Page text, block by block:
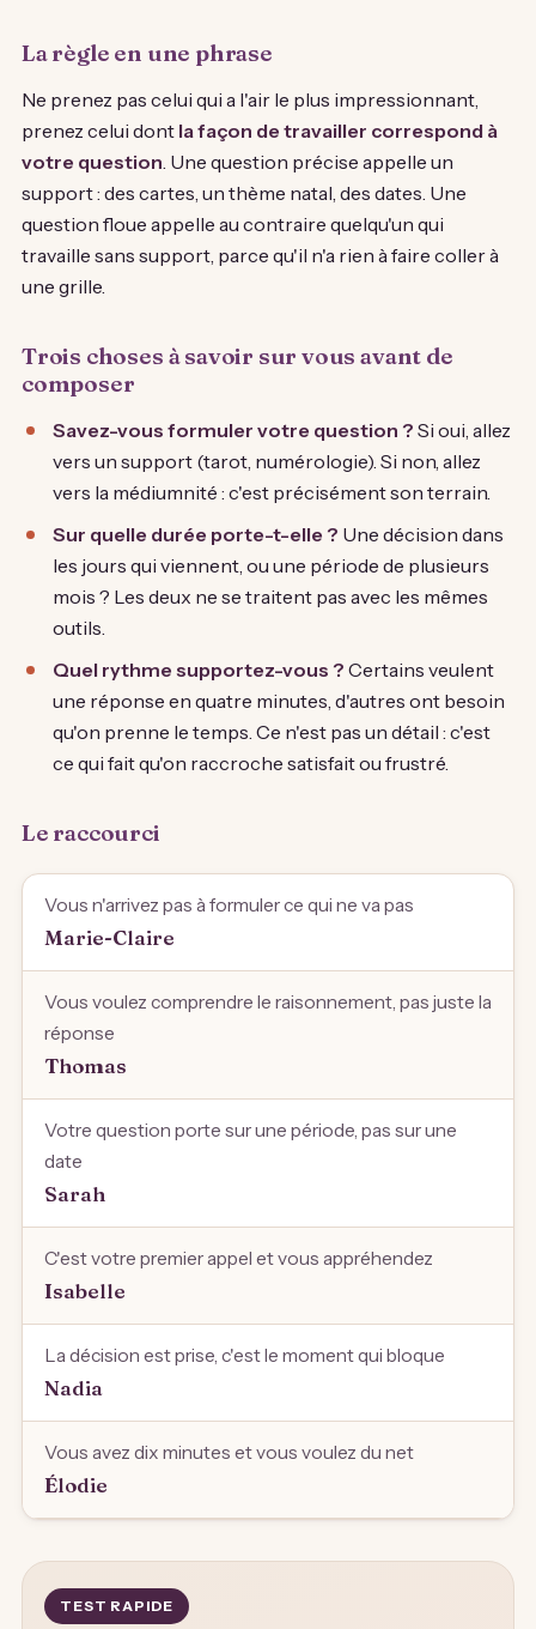
La règle en une phrase
Ne prenez pas celui qui a l'air le plus impressionnant,
prenez celui dont la façon de travailler correspond à
votre question . Une question précise appelle un
support : des cartes, un thème natal, des dates. Une
question floue appelle au contraire quelqu'un qui
travaille sans support, parce qu'il n'a rien à faire coller à
une grille.
Trois choses à savoir sur vous avant de
composer
Savez-vous formuler votre question ? Si oui, allez
vers un support (tarot, numérologie). Si non, allez
vers la médiumnité : c'est précisément son terrain.
Sur quelle durée porte-t-elle ? Une décision dans
les jours qui viennent, ou une période de plusieurs
mois ? Les deux ne se traitent pas avec les mêmes
outils.
Quel rythme supportez-vous ? Certains veulent
une réponse en quatre minutes, d'autres ont besoin
qu'on prenne le temps. Ce n'est pas un détail : c'est
ce qui fait qu'on raccroche satisfait ou frustré.
Le raccourci
Vous n'arrivez pas à formuler ce qui ne va pas
Marie-Claire
Vous voulez comprendre le raisonnement, pas juste la
réponse
Thomas
Votre question porte sur une période, pas sur une
date
Sarah
C'est votre premier appel et vous appréhendez
Isabelle
La décision est prise, c'est le moment qui bloque
Nadia
Vous avez dix minutes et vous voulez du net
Élodie
TEST RAPIDE